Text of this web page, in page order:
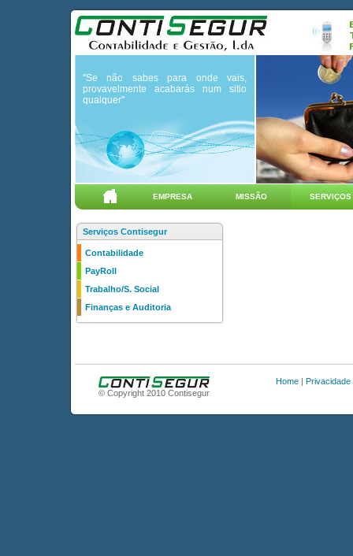
"Se não sabes para onde vais,
provavelmente acabarás num sitio
qualquer"
EMPRESA MISSÃO SERVIÇOS
Serviços Contisegur
Contabilidade
PayRoll
Trabalho/S. Social
Finanças e Auditoria
© Copyright 2010 Contisegur
Home| Privacidade